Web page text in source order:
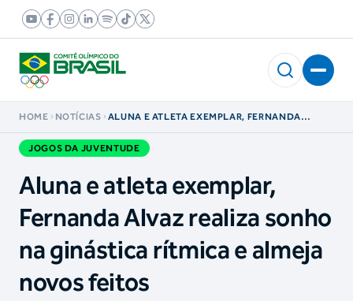
HOME NOTÍCIAS
ALUNA E ATLETA EXEMPLAR, FERNANDA
E ALMEJA NOVOS FEITOS
JOGOS DA JUVENTUDE
Aluna e atleta exemplar,
Fernanda Alvaz realiza sonho
na ginástica rítmica e almeja
novos feitos